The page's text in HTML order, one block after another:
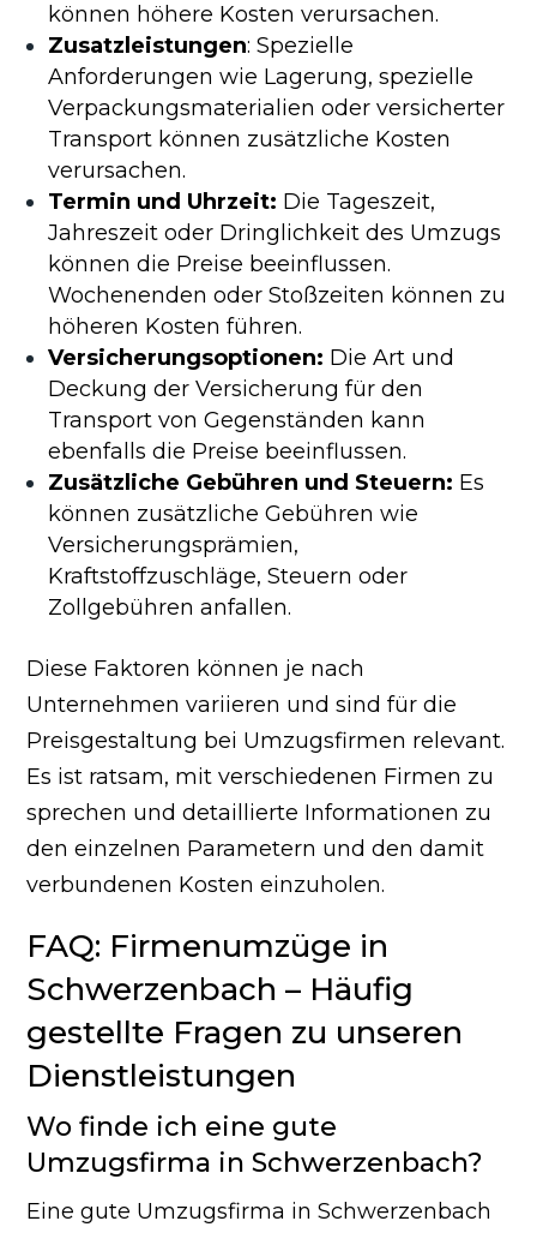
können höhere Kosten verursachen.
Zusatzleistungen: Spezielle
Anforderungen wie Lagerung, spezielle
Verpackungsmaterialien oder versicherter
Transport können zusätzliche Kosten
verursachen.
Termin und Uhrzeit: Die Tageszeit,
Jahreszeit oder Dringlichkeit des Umzugs
können die Preise beeinflussen.
Wochenenden oder Stoßzeiten können zu
höheren Kosten führen.
Versicherungsoptionen: Die Art und
Deckung der Versicherung für den
Transport von Gegenständen kann
ebenfalls die Preise beeinflussen.
Zusätzliche Gebühren und Steuern: Es
können zusätzliche Gebühren wie
Versicherungsprämien,
Kraftstoffzuschläge, Steuern oder
Zollgebühren anfallen.
Diese Faktoren können je nach
Unternehmen variieren und sind für die
Preisgestaltung bei Umzugsfirmen relevant.
Es ist ratsam, mit verschiedenen Firmen zu
sprechen und detaillierte Informationen zu
den einzelnen Parametern und den damit
verbundenen Kosten einzuholen.
FAQ: Firmenumzüge in
Schwerzenbach – Häufig
gestellte Fragen zu unseren
Dienstleistungen
Wo finde ich eine gute
Umzugsfirma in Schwerzenbach?
Eine gute Umzugsfirma in Schwerzenbach